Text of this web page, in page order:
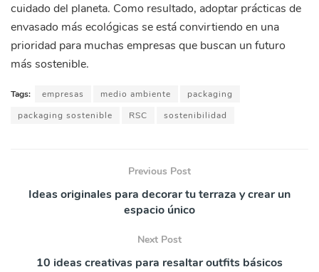
cuidado del planeta. Como resultado, adoptar prácticas de
envasado más ecológicas se está convirtiendo en una
prioridad para muchas empresas que buscan un futuro
más sostenible.
Tags: empresas medio ambiente
packaging
packaging sostenible
RSC sostenibilidad
Previous Post
Ideas originales para decorar tu terraza y crear un
espacio único
Next Post
10 ideas creativas para resaltar outfits básicos